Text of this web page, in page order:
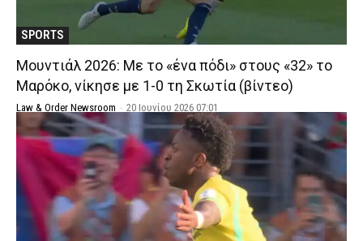
SPORTS
Μουντιάλ 2026: Με το «ένα πόδι» στους «32» το
Μαρόκο, νίκησε με 1-0 τη Σκωτία (βίντεο)
Law & Order Newsroom - 20 Ιουνίου 2026 07:01